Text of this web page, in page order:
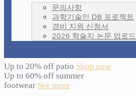
문의사항
과학기술인 DB 프로젝트
경비 지원 신청서
2026 학술지 논문 업로드
Up to 20% off patio Shop now
Up to 60% off summer
footwear See more